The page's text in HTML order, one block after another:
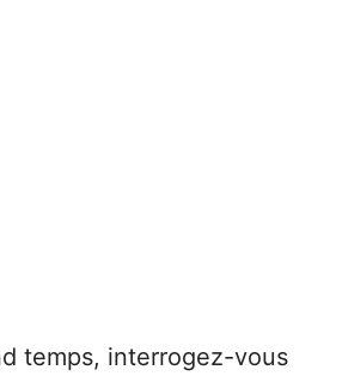
temps, interrogez-vous